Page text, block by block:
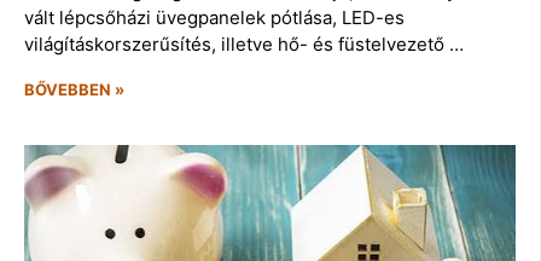
vált lépcsőházi üvegpanelek pótlása, LED-es
világításkorszerűsítés, illetve hő- és füstelvezető …
BŐVEBBEN »